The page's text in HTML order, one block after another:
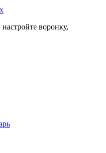
воронку,